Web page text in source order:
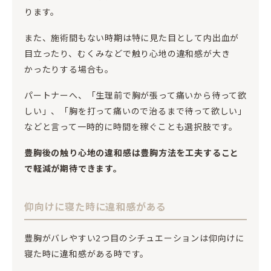
ります。
また、施術間もない時期は特に見た目として内出血が
目立ったり、むくみなどで触り心地の違和感が大き
かったりする場合も。
パートナーへ、「生理前で胸が張って痛いから待って欲
しい」、「胸を打って痛いので治るまで待って欲しい」
などと言って一時的に時間を稼ぐことも選択肢です。
豊胸後の触り心地の違和感は豊胸方法を工夫すること
で軽減が期待できます。
仰向けに寝た時に違和感がある
豊胸がバレやすい2つ目のシチュエーションは仰向けに
寝た時に違和感がある時です。